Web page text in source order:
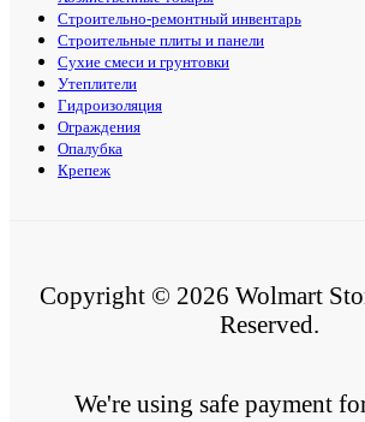
Строительно-ремонтный инвентарь
Строительные плиты и панели
Сухие смеси и грунтовки
Утеплители
Гидроизоляция
Ограждения
Опалубка
Крепеж
Copyright © 2026 Wolmart
Reserved.
We're using safe payment